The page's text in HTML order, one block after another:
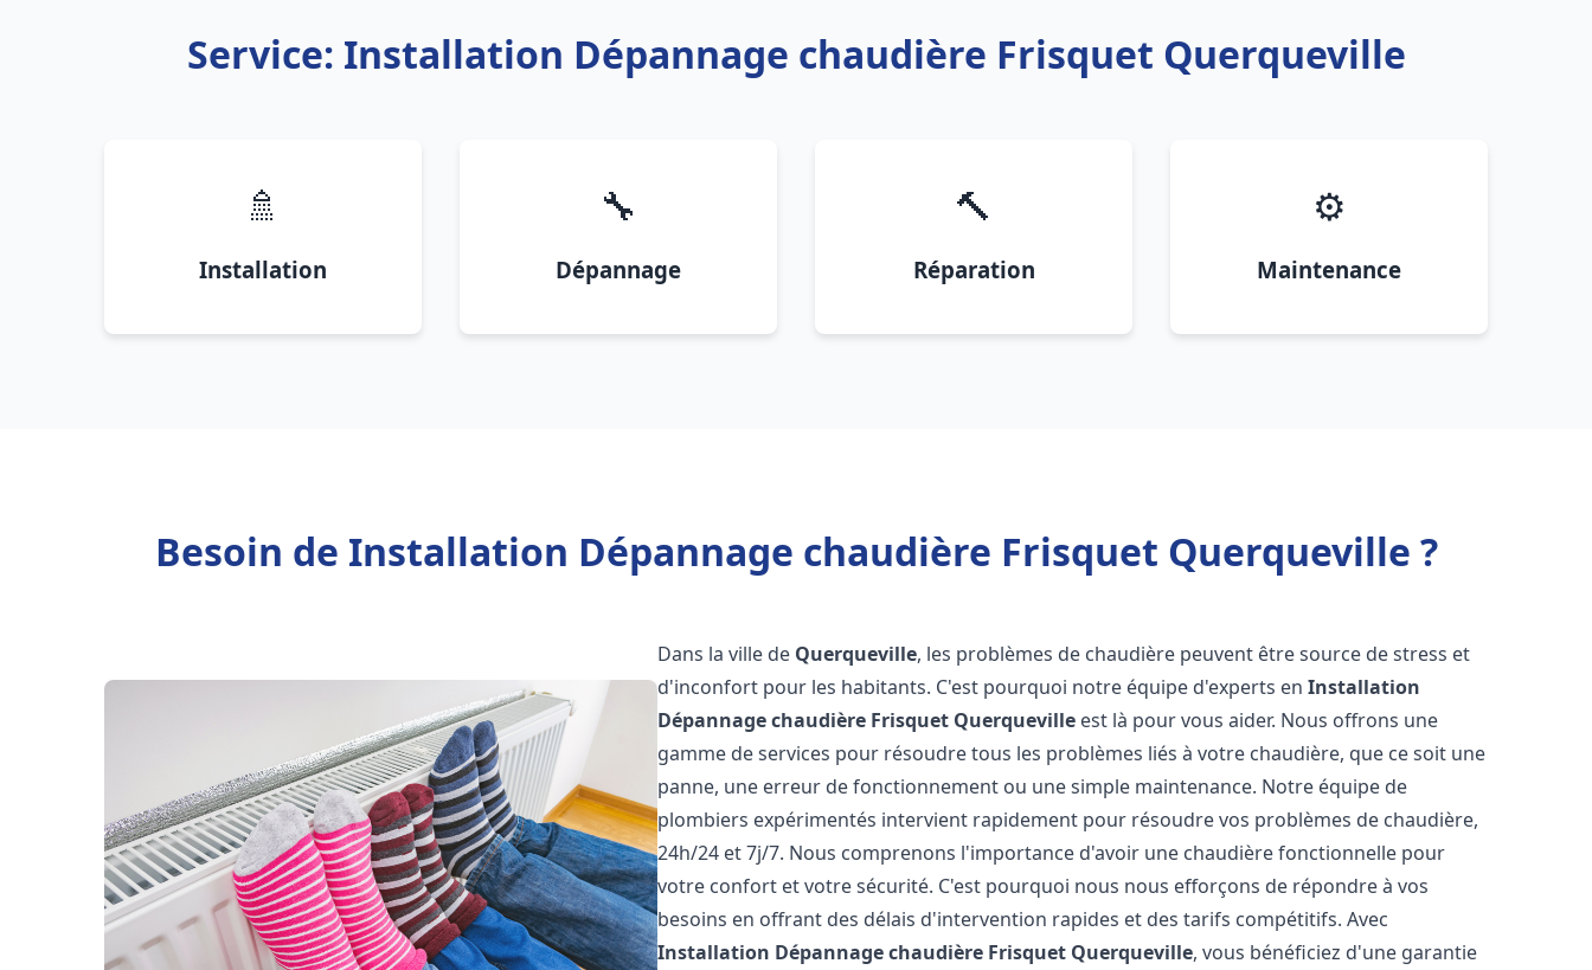
Service: Installation Dépannage chaudière Frisquet Querqueville
🚿
Installation
🔧
Dépannage
🔨
Réparation
⚙️
Maintenance
Besoin de Installation Dépannage chaudière Frisquet Querqueville ?
Dans la ville de Querqueville, les problèmes de chaudière peuvent être source de stress et
d'inconfort pour les habitants. C'est pourquoi notre équipe d'experts enInstallation
Dépannage chaudière Frisquet Querqueville est là pour vous aider. Nous offrons une
gamme de services pour résoudre tous les problèmes liés à votre chaudière, que ce soit une
panne, une erreur de fonctionnement ou une simple maintenance. Notre équipe de
plombiers expérimentés intervient rapidement pour résoudre vos problèmes de chaudière,
24h/24 et 7j/7. Nous comprenons l'importance d'avoir une chaudière fonctionnelle pour
votre confort et votre sécurité. C'est pourquoi nous nous efforçons de répondre à vos
besoins en offrant des délais d'intervention rapides et des tarifs compétitifs. Avec
Installation Dépannage chaudière Frisquet Querqueville, vous bénéficiez d'une garantie